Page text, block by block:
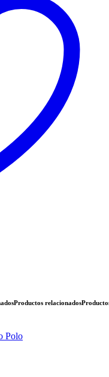
relacionadosProductos